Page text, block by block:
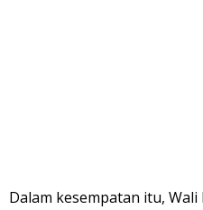
Dalam kesempatan itu,